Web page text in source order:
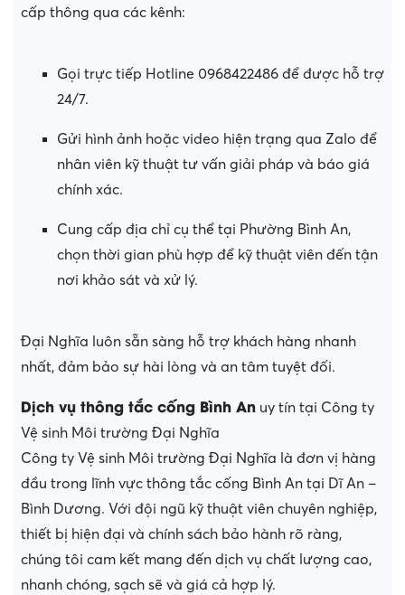
cấp thông qua các kênh:
Gọi trực tiếp Hotline 0968422486 để được hỗ trợ
24/7.
Gửi hình ảnh hoặc video hiện trạng qua Zalo để
nhân viên kỹ thuật tư vấn giải pháp và báo giá
chính xác.
Cung cấp địa chỉ cụ thể tại Phường Bình An,
chọn thời gian phù hợp để kỹ thuật viên đến tận
nơi khảo sát và xử lý.
Đại Nghĩa luôn sẵn sàng hỗ trợ khách hàng nhanh
nhất, đảm bảo sự hài lòng và an tâm tuyệt đối.
Dịch vụ thông tắc cống Bình An uy tín tại Công ty
Vệ sinh Môi trường Đại Nghĩa
Công ty Vệ sinh Môi trường Đại Nghĩa là đơn vị hàng
đầu trong lĩnh vực thông tắc cống Bình An tại Dĩ An –
Bình Dương. Với đội ngũ kỹ thuật viên chuyên nghiệp,
thiết bị hiện đại và chính sách bảo hành rõ ràng,
chúng tôi cam kết mang đến dịch vụ chất lượng cao,
nhanh chóng, sạch sẽ và giá cả hợp lý.